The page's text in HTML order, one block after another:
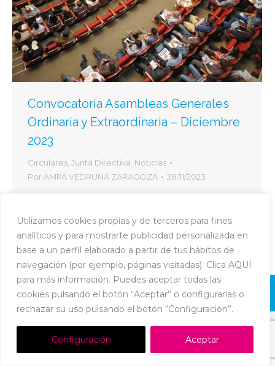
Utilizamos cookies propias y de terceros para fines
analíticos y para mostrarte publicidad personalizada en
base a un perfil elaborado a partir de tus hábitos de
navegación (por ejemplo, páginas visitadas). Clica AQUÍ
para más información. Puedes aceptar todas las
cookies pulsando el botón “Aceptar” o configurarlas o
rechazar su uso pulsando el botón “Configuración”.
Configuración Aceptar
Convocatoria Asambleas Generales
Ordinaria y Extraordinaria – Diciembre
2023
Circulares Junta Directiva Noticias
Por AMPA VEDRUNA ZARAGOZA 28/11/2023
Asambleas Generales Ordinaria y Extraordinaria
del AMPA Vedruna el día 13 de diciembre de
2023 . Os podeis descargar
Dream-Theme — trulypremium WordPress themes
Política de Cookies-Política de Privacidad-Aviso Legal